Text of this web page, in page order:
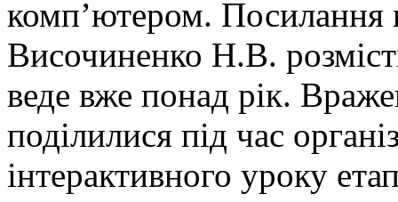
комп’ютером. Посилання
Височиненко Н.В.
веде вже понад рік.
поділилися під час
інтерактивного уроку